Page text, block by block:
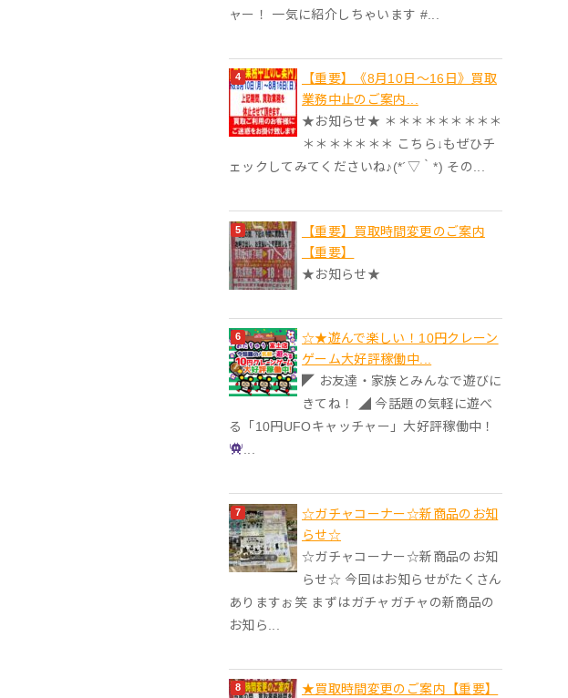
ャー！ 一気に紹介しちゃいます #...
【重要】《8月10日～16日》買取
業務中止のご案内...
★お知らせ★ ＊＊＊＊＊＊＊＊＊
＊＊＊＊＊＊＊ こちら↓もぜひチ
ェックしてみてくださいね♪(*´▽｀*) その...
【重要】買取時間変更のご案内
【重要】
★お知らせ★
☆★遊んで楽しい！10円クレーン
ゲーム大好評稼働中...
◤ お友達・家族とみんなで遊びに
きてね！ ◢ 今話題の気軽に遊べ
る「10円UFOキャッチャー」大好評稼働中！
☆ガチャコーナー☆新商品のお知
らせ☆
☆ガチャコーナー☆新商品のお知
らせ☆ 今回はお知らせがたくさん
ありますぉ笑 まずはガチャガチャの新商品の
お知ら...
★買取時間変更のご案内【重要】